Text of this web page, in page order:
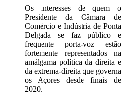
Os interesses de quem o
Presidente da Câmara de
Comércio e Indústria de Ponta
Delgada se faz público e
frequente porta-voz estão
fortemente representados na
amálgama política da direita e
da extrema-direita que governa
os Açores desde finais de
2020.